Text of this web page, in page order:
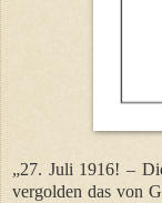
„27. Juli 1916! –
vergolden das von